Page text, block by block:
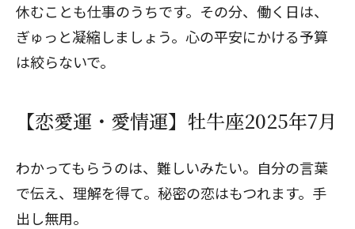
休むことも仕事のうちです。その分、働く日は、
ぎゅっと凝縮しましょう。心の平安にかける予算
は絞らないで。
【恋愛運・愛情運】牡牛座2025年7月
わかってもらうのは、難しいみたい。自分の言葉
で伝え、理解を得て。秘密の恋はもつれます。手
出し無用。